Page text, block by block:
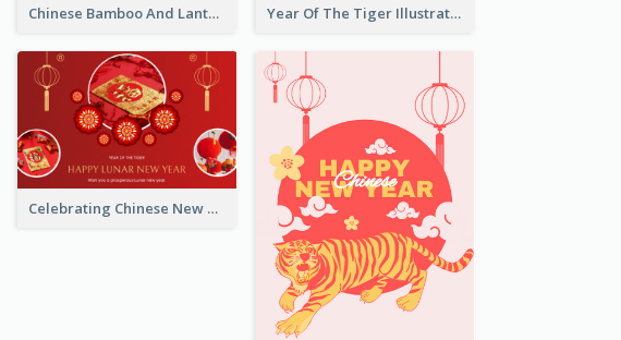
Chinese Bamboo And Lanterns New Year Greeting Card Year Of The Tiger Illustration Chinese New Year Greeting Card
Celebrating Chinese New Year Greeting Card